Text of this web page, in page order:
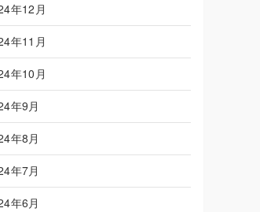
年12月
年11月
年10月
年9月
年8月
年7月
年6月